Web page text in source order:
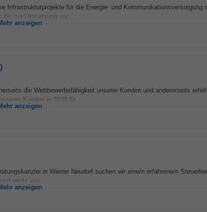
Infrastrukturprojekte für die Energie- und Kommunikationsversorgung
zur Umsetzung vor...
anzeigen
die Wettbewerbsfähigkeit unserer Kunden und andererseits
Kunden in 3100 St....
anzeigen
in Wiener Neudorf suchen wir eine/n erfahrene/n
reicht von...
anzeigen